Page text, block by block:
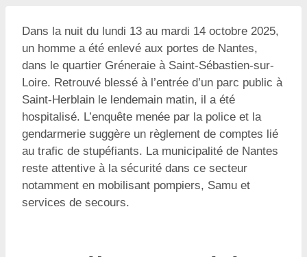
Dans la nuit du lundi 13 au mardi 14 octobre 2025,
un homme a été enlevé aux portes de Nantes,
dans le quartier Gréneraie à Saint-Sébastien-sur-
Loire. Retrouvé blessé à l’entrée d’un parc public à
Saint-Herblain le lendemain matin, il a été
hospitalisé. L’enquête menée par la police et la
gendarmerie suggère un règlement de comptes lié
au trafic de stupéfiants. La municipalité de Nantes
reste attentive à la sécurité dans ce secteur
notamment en mobilisant pompiers, Samu et
services de secours.